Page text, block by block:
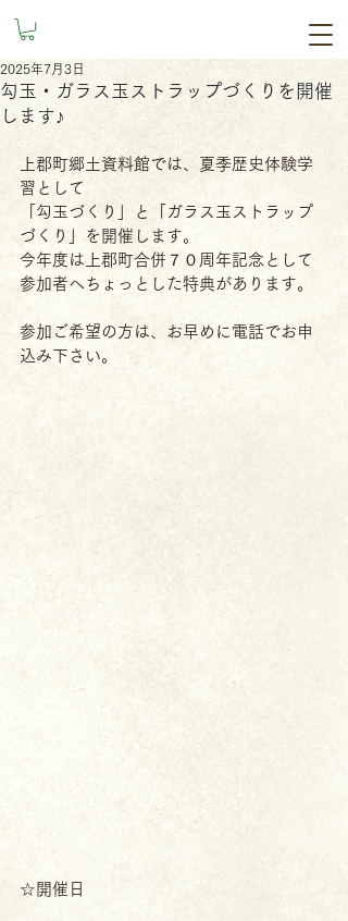
勾玉・ガラス玉ストラップづくりを開催
します♪
2025年7月3日
上郡町郷土資料館では、夏季歴史体験学
習として
「勾玉づくり」と「ガラス玉ストラップ
づくり」を開催します。
今年度は上郡町合併７０周年記念として
参加者へちょっとした特典があります。
参加ご希望の方は、お早めに電話でお申
込み下さい。
☆開催日